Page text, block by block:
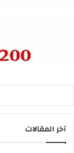
آخر المقالات